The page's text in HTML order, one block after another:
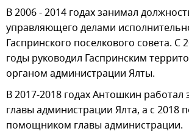
В 2006 - 2014 годах занимал
управляющего делами
Гаспринского поселкового совета. С
годы руководил Гаспринским
органом администрации Ялты.
В 2017-2018 годах Антошкин работал
главы администрации Ялта, а с 2018
помощником главы администрации.